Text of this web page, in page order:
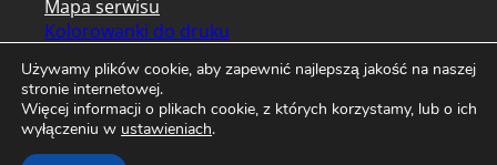
Mapa serwisu
Kolorowanki do druku
Archiwum czasopism
Regulamin serwisu
Regulamin newslettera
Polityka prywatności / cookies
Używamy plików cookie, aby zapewnić najlepszą jakość na naszej
stronie internetowej.
Więcej informacji o plikach cookie, z których korzystamy, lub o ich
wyłączeniu w ustawieniach.